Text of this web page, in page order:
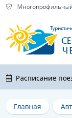
Расписание
Главная